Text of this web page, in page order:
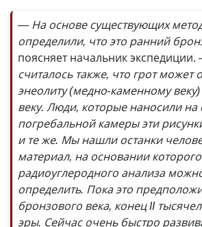
— На основе существующих
определили, что это ранний
поясняет начальник экспедиции.
считалось также, что грот может
энеолиту (медно-каменному
веку. Люди, которые наносили на
погребальной камеры эти
и те же. Мы нашли останки
материал, на основании
радиоуглеродного анализа
определить. Пока это
бронзового века, конец II
эры. Сейчас очень быстро